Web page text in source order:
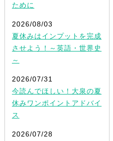
ために
2026/08/03
夏休みはインプットを完成
させよう！～英語・世界史
～
2026/07/31
今読んでほしい！大泉の夏
休みワンポイントアドバイ
ス
2026/07/28